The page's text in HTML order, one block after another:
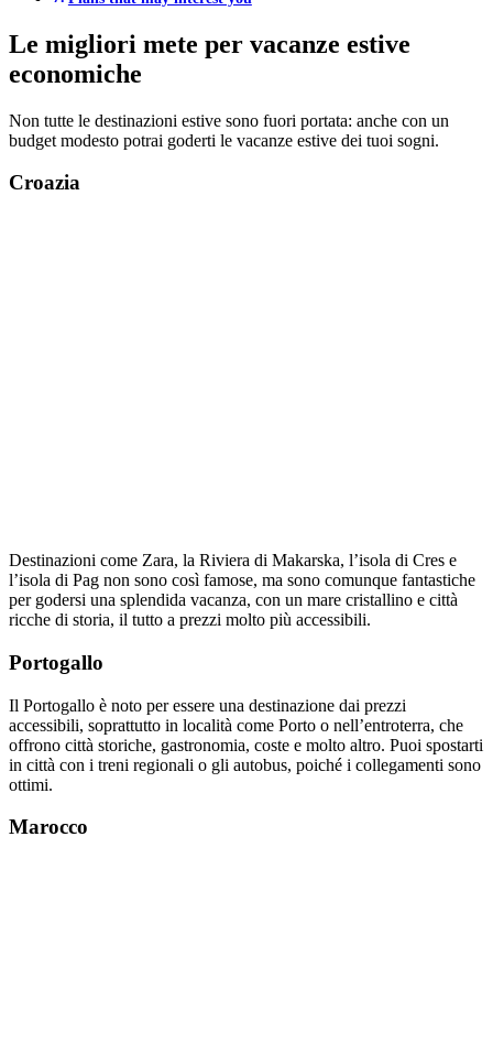
Le migliori mete per vacanze estive
economiche
Non tutte le destinazioni estive sono fuori portata: anche con un
budget modesto potrai goderti le vacanze estive dei tuoi sogni.
Croazia
Destinazioni come Zara, la Riviera di Makarska, l’isola di Cres e
l’isola di Pag non sono così famose, ma sono comunque fantastiche
per godersi una splendida vacanza, con un mare cristallino e città
ricche di storia, il tutto a prezzi molto più accessibili.
Portogallo
Il Portogallo è noto per essere una destinazione dai prezzi
accessibili, soprattutto in località come Porto o nell’entroterra, che
offrono città storiche, gastronomia, coste e molto altro. Puoi spostarti
in città con i treni regionali o gli autobus, poiché i collegamenti sono
ottimi.
Marocco